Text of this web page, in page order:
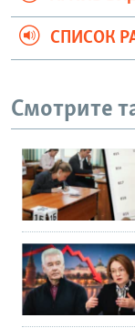
СПИСОК
Смотрите